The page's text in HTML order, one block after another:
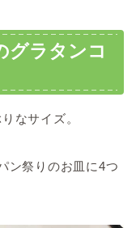
グラタンコ
なサイズ。
ン祭りのお皿に4つ